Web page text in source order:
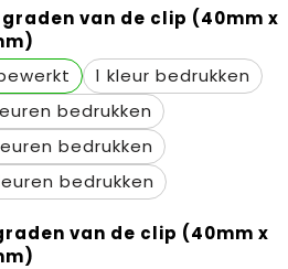
graden van de clip (40mm x
1
van de clip (40mm x